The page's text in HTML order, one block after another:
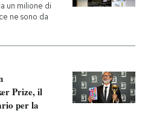
un milione di
ne sono da
Prize, il
per la